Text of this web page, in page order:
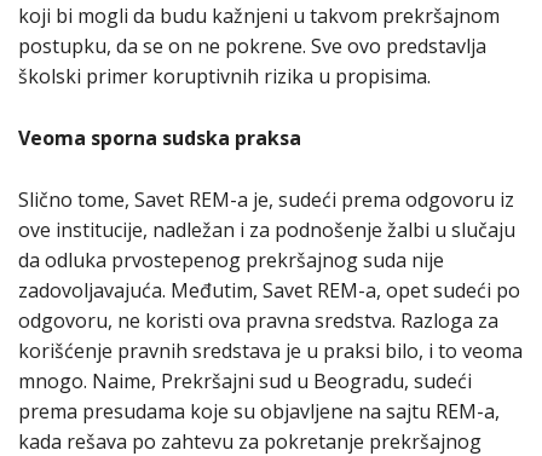
koji bi mogli da budu kažnjeni u takvom prekršajnom
postupku, da se on ne pokrene. Sve ovo predstavlja
školski primer koruptivnih rizika u propisima.
Veoma sporna sudska praksa
Slično tome, Savet REM-a je, sudeći prema odgovoru iz
ove institucije, nadležan i za podnošenje žalbi u slučaju
da odluka prvostepenog prekršajnog suda nije
zadovoljavajuća. Međutim, Savet REM-a, opet sudeći po
odgovoru, ne koristi ova pravna sredstva. Razloga za
korišćenje pravnih sredstava je u praksi bilo, i to veoma
mnogo. Naime, Prekršajni sud u Beogradu, sudeći
prema presudama koje su objavljene na sajtu REM-a,
kada rešava po zahtevu za pokretanje prekršajnog